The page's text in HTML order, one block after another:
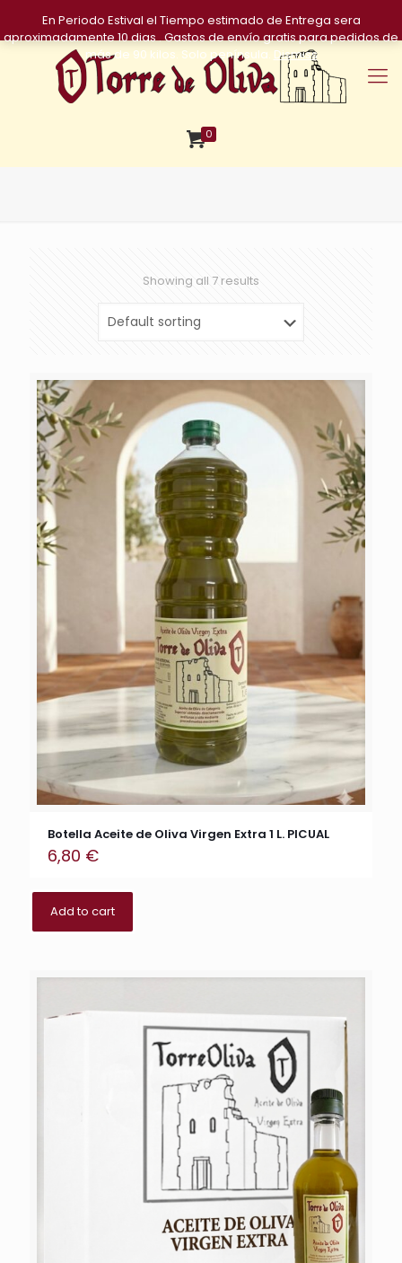
0
Showing all 7 results
Botella Aceite de Oliva Virgen Extra 1 L. PICUAL
6,80 €
Add to cart
En Periodo Estival el Tiempo estimado de Entrega sera
aproximadamente 10 dias . Gastos de envío gratis para pedidos de
más de 90 kilos. Solo península. Dismiss